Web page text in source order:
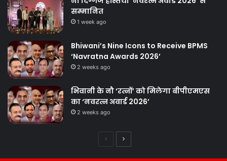
सम्मानित
1 week ago
Bhiwani’s Nine Icons to Receive BPMS
‘Navratna Awards 2026’
2 weeks ago
भिवानी के नौ ‘रत्नों’ को मिलेगा बीपीएमएस
का ‘नवरत्न अवार्ड 2026’
2 weeks ago
PreviousNext